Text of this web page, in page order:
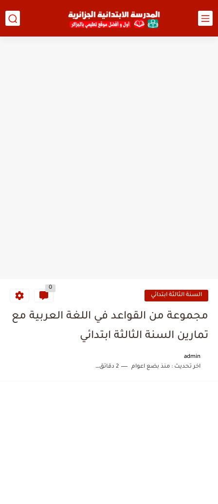
السنة الثالثة ابتدائي
0
مجموعة من القواعد في اللغة العربية مع
تمارين السنة الثالثة ابتدائي
admin
اخر تحديث :منذ بضع اعوام 2 دقائق للقراءة